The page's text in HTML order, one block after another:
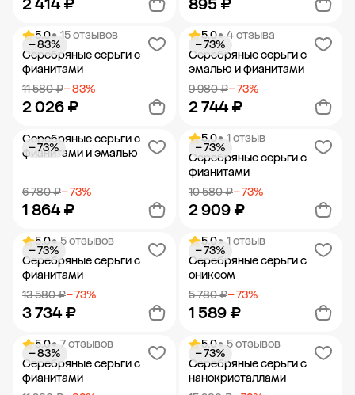
2 414 ₽
Добавить в корзину
895 ₽
Добавить в корзину
5.0• 15 отзывов
Серебряные серьги с
фианитами
11 580 ₽− 83%
2 026 ₽
− 83%
Добавить в корзину
5.0• 4 отзыва
Серебряные серьги с
эмалью и фианитами
9 980 ₽− 73%
2 744 ₽
− 73%
Добавить в корзину
Серебряные серьги с
фианитами и эмалью
6 780 ₽− 73%
1 864 ₽
− 73%
Добавить в корзину
5.0• 1 отзыв
Серебряные серьги с
фианитами
10 580 ₽− 73%
2 909 ₽
− 73%
Добавить в корзину
5.0• 5 отзывов
Серебряные серьги с
фианитами
13 580 ₽− 73%
3 734 ₽
− 73%
Добавить в корзину
5.0• 1 отзыв
Серебряные серьги с
ониксом
5 780 ₽− 73%
1 589 ₽
− 73%
Добавить в корзину
5.0• 7 отзывов
Серебряные серьги с
фианитами
− 83%
5.0• 5 отзывов
Серебряные серьги с
нанокристаллами
− 73%